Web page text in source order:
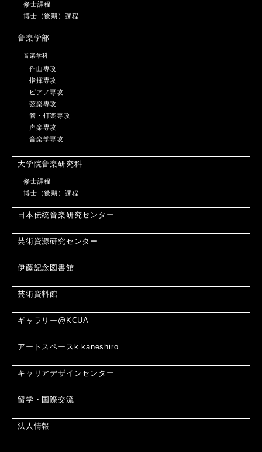
修士課程
博士（後期）課程
音楽学部
音楽学科
作曲専攻
指揮専攻
ピアノ専攻
弦楽専攻
管・打楽専攻
声楽専攻
音楽学専攻
大学院音楽研究科
修士課程
博士（後期）課程
日本伝統音楽研究センター
芸術資源研究センター
伊藤記念図書館
芸術資料館
ギャラリー@KCUA
アートスペースk.kaneshiro
キャリアデザインセンター
留学・国際交流
法人情報